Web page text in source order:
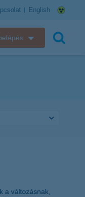
English
a változásnak,